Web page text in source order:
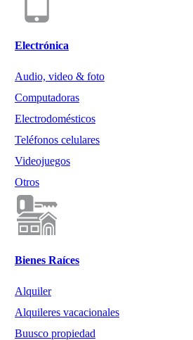
Electrónica
Audio, video & foto
Computadoras
Electrodomésticos
Teléfonos celulares
Videojuegos
Otros
Bienes Raíces
Alquiler
Alquileres vacacionales
Buusco propiedad